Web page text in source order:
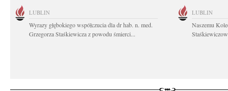
LUBLIN
Wyrazy głębokiego współczucia dla dr hab. n. med.
Grzegorza Staśkiewicza z powodu śmierci...
LUBLIN
Naszemu